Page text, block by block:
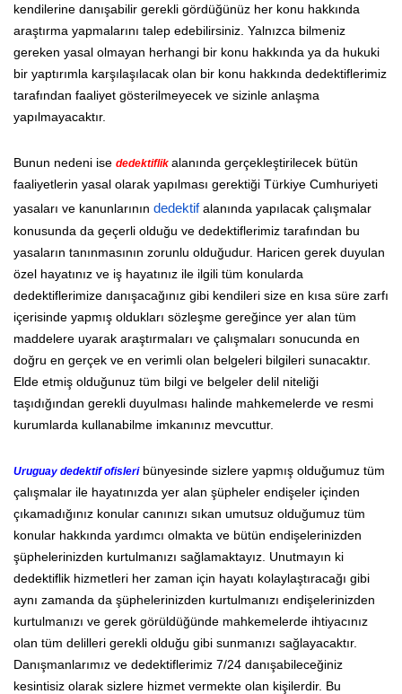
kendilerine danışabilir gerekli gördüğünüz her konu hakkında
araştırma yapmalarını talep edebilirsiniz. Yalnızca bilmeniz
gereken yasal olmayan herhangi bir konu hakkında ya da hukuki
bir yaptırımla karşılaşılacak olan bir konu hakkında dedektiflerimiz
tarafından faaliyet gösterilmeyecek ve sizinle anlaşma
yapılmayacaktır.
Bunun nedeni ise dedektiflik alanında gerçekleştirilecek bütün
faaliyetlerin yasal olarak yapılması gerektiği Türkiye Cumhuriyeti
yasaları ve kanunlarının dedektifalanında yapılacak çalışmalar
konusunda da geçerli olduğu ve dedektiflerimiz tarafından bu
yasaların tanınmasının zorunlu olduğudur. Haricen gerek duyulan
özel hayatınız ve iş hayatınız ile ilgili tüm konularda
dedektiflerimize danışacağınız gibi kendileri size en kısa süre zarfı
içerisinde yapmış oldukları sözleşme gereğince yer alan tüm
maddelere uyarak araştırmaları ve çalışmaları sonucunda en
doğru en gerçek ve en verimli olan belgeleri bilgileri sunacaktır.
Elde etmiş olduğunuz tüm bilgi ve belgeler delil niteliği
taşıdığından gerekli duyulması halinde mahkemelerde ve resmi
kurumlarda kullanabilme imkanınız mevcuttur.
Uruguay dedektif ofisleribünyesinde sizlere yapmış olduğumuz tüm
çalışmalar ile hayatınızda yer alan şüpheler endişeler içinden
çıkamadığınız konular canınızı sıkan umutsuz olduğumuz tüm
konular hakkında yardımcı olmakta ve bütün endişelerinizden
şüphelerinizden kurtulmanızı sağlamaktayız. Unutmayın ki
dedektiflik hizmetleri her zaman için hayatı kolaylaştıracağı gibi
aynı zamanda da şüphelerinizden kurtulmanızı endişelerinizden
kurtulmanızı ve gerek görüldüğünde mahkemelerde ihtiyacınız
olan tüm delilleri gerekli olduğu gibi sunmanızı sağlayacaktır.
Danışmanlarımız ve dedektiflerimiz 7/24 danışabileceğiniz
kesintisiz olarak sizlere hizmet vermekte olan kişilerdir. Bu